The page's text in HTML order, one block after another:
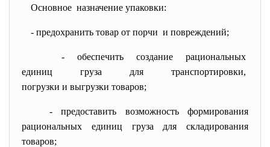
Основное назначение упаковки:
- предохранить товар от порчи и повреждений;
- обеспечить создание рациональных
единиц груза для транспортировки,
погрузки и выгрузки товаров;
- предоставить возможность формирования
рациональных единиц груза для складирования
товаров;